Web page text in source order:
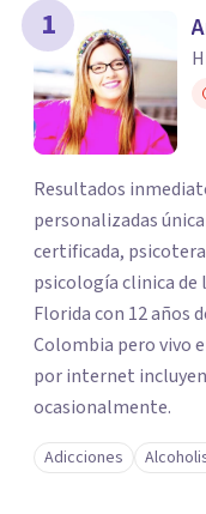
ENCONTRAR MI
¿Necesitas
psicólogo
Responde a unas
necesidades.
1
Resultados
personalizadas
certificada,
psicología clinica de
Florida con 12 años
Colombia pero vivo
por internet
ocasionalmente.
Adicciones